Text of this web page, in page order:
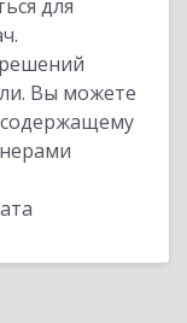
для
Вы можете
содержащему